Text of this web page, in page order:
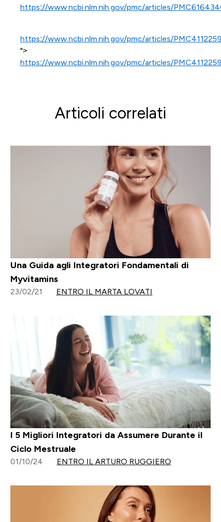
https://www.ncbi.nlm.nih.gov/pmc/articles/
https://www.ncbi.nlm.nih.gov/pmc/articles/
">
https://www.ncbi.nlm.nih.gov/pmc/articles/
Articoli correlati
Una Guida agli Integratori Fondamentali di
Myvitamins
23/02/21 ENTRO IL MARTA LOVATI
I 5 Migliori Integratori da Assumere Durante il
Ciclo Mestruale
01/10/24 ENTRO IL ARTURO RUGGIERO